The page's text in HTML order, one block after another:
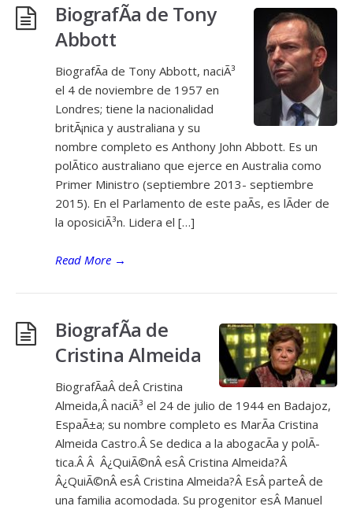
BiografÃ­a de Tony
Abbott
BiografÃ­a de Tony Abbott, naciÃ³
el 4 de noviembre de 1957 en
Londres; tiene la nacionalidad
britÃ¡nica y australiana y su
nombre completo es Anthony John Abbott. Es un
polÃ­tico australiano que ejerce en Australia como
Primer Ministro (septiembre 2013- septiembre
2015). En el Parlamento de este paÃ­s, es lÃ­der de
la oposiciÃ³n. Lidera el […]
Read More →
BiografÃ­a de
Cristina Almeida
BiografÃ­aÂ deÂ Cristina
Almeida,Â naciÃ³ el 24 de julio de 1944 en Badajoz,
EspaÃ±a; su nombre completo es MarÃ­a Cristina
Almeida Castro.Â Se dedica a la abogacÃ­a y polÃ­
tica.Â Â Â¿QuiÃ©nÂ esÂ Cristina Almeida?Â
Â¿QuiÃ©nÂ esÂ Cristina Almeida?Â EsÂ parteÂ de
una familia acomodada. Su progenitor esÂ Manuel